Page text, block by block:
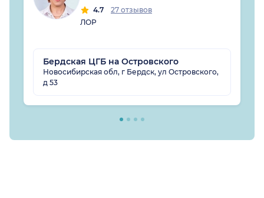
4.7
27 отзывов
ЛОР
Бердская ЦГБ на Островского
Новосибирская обл, г Бердск, ул Островского,
д 53